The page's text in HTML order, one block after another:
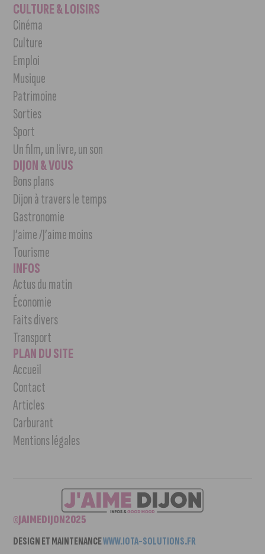
CULTURE & LOISIRS
Cinéma
Culture
Emploi
Musique
Patrimoine
Sorties
Sport
Un film, un livre, un son
DIJON & VOUS
Bons plans
Dijon à travers le temps
Gastronomie
J’aime /J’aime moins
Tourisme
INFOS
Actus du matin
Économie
Faits divers
Transport
PLAN DU SITE
Accueil
Contact
Articles
Carburant
Mentions légales
©JAIMEDIJON2025
DESIGN ET MAINTENANCEWWW.IOTA-SOLUTIONS.FR